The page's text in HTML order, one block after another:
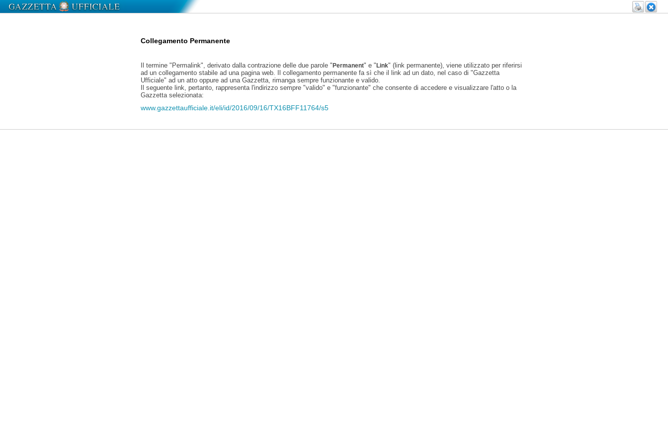
Collegamento Permanente
Il termine "Permalink", derivato dalla contrazione delle due parole "Permanent" e "Link" (link permanente), viene utilizzato per riferirsi
ad un collegamento stabile ad una pagina web. Il collegamento permanente fa sì che il link ad un dato, nel caso di "Gazzetta
Ufficiale" ad un atto oppure ad una Gazzetta, rimanga sempre funzionante e valido.
Il seguente link, pertanto, rappresenta l'indirizzo sempre "valido" e "funzionante" che consente di accedere e visualizzare l'atto o la
Gazzetta selezionata:
www.gazzettaufficiale.it/eli/id/2016/09/16/TX16BFF11764/s5